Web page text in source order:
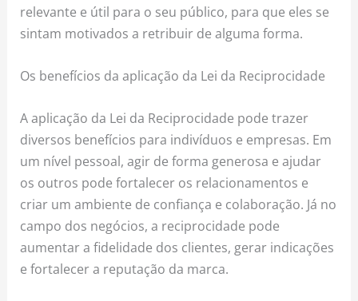
relevante e útil para o seu público, para que eles se
sintam motivados a retribuir de alguma forma.
Os benefícios da aplicação da Lei da Reciprocidade
A aplicação da Lei da Reciprocidade pode trazer
diversos benefícios para indivíduos e empresas. Em
um nível pessoal, agir de forma generosa e ajudar
os outros pode fortalecer os relacionamentos e
criar um ambiente de confiança e colaboração. Já no
campo dos negócios, a reciprocidade pode
aumentar a fidelidade dos clientes, gerar indicações
e fortalecer a reputação da marca.